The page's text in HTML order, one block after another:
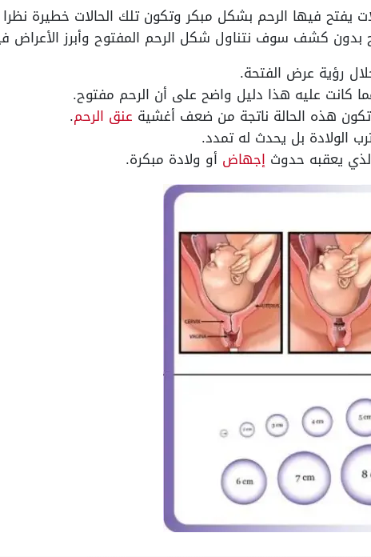
يفتح فيها الرحم بشكل مبكر وتكون تلك الحالات خطيرة
بدون كشف سوف نتناول شكل الرحم المفتوح وأبرز الأعراض
رؤية عرض الفتحة.
كانت عليه هذا دليل واضح على أن الرحم مفتوح.
هذه الحالة ناتجة من ضعف أغشية عنق الرحم.
الولادة بل يحدث له تمدد.
يعقبه حدوث إجهاض أو ولادة مبكرة.